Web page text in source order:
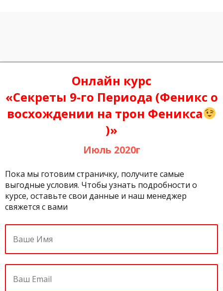
Онлайн курс
«Секреты 9-го Периода (Феникс о
восхождении на трон Феникса
)»
Июль 2020г
Пока мы готовим страничку, получите самые
выгодные условия. Чтобы узнать подробности о
курсе, оставьте свои данные и наш менеджер
свяжется с вами